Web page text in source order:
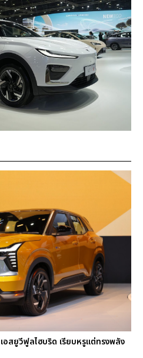
อสยูวีฟูลไฮบริด เรียบหรูแต่ทรงพลัง